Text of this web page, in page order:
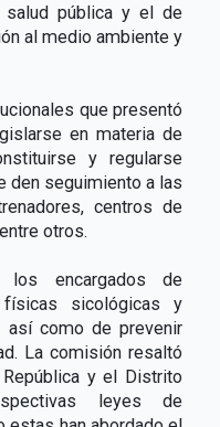
pública y el de
al medio ambiente y
que presentó
en materia de
y regularse
den seguimiento a las
centros de
otros.
los encargados de
sicológicas y
así como de prevenir
La comisión resaltó
y el Distrito
leyes de